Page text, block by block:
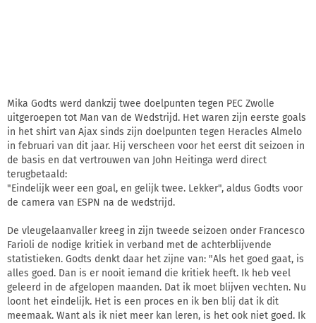
Mika Godts werd dankzij twee doelpunten tegen PEC Zwolle
uitgeroepen tot Man van de Wedstrijd. Het waren zijn eerste goals
in het shirt van Ajax sinds zijn doelpunten tegen Heracles Almelo
in februari van dit jaar. Hij verscheen voor het eerst dit seizoen in
de basis en dat vertrouwen van John Heitinga werd direct
terugbetaald:
"Eindelijk weer een goal, en gelijk twee. Lekker", aldus Godts voor
de camera van ESPN na de wedstrijd.
De vleugelaanvaller kreeg in zijn tweede seizoen onder Francesco
Farioli de nodige kritiek in verband met de achterblijvende
statistieken. Godts denkt daar het zijne van: "Als het goed gaat, is
alles goed. Dan is er nooit iemand die kritiek heeft. Ik heb veel
geleerd in de afgelopen maanden. Dat ik moet blijven vechten. Nu
loont het eindelijk. Het is een proces en ik ben blij dat ik dit
meemaak. Want als ik niet meer kan leren, is het ook niet goed. Ik